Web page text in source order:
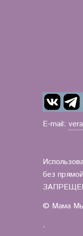
E-mail:
без
© Мама
.